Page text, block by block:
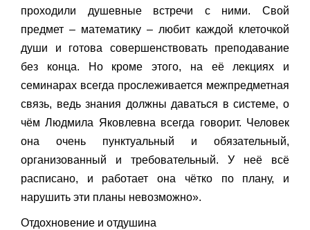
проходили душевные встречи с ними. Свой
предмет – математику – любит каждой клеточкой
души и готова совершенствовать преподавание
без конца. Но кроме этого, на её лекциях и
семинарах всегда прослеживается межпредметная
связь, ведь знания должны даваться в системе, о
чём Людмила Яковлевна всегда говорит. Человек
она очень пунктуальный и обязательный,
организованный и требовательный. У неё всё
расписано, и работает она чётко по плану, и
нарушить эти планы невозможно».
Отдохновение и отдушина